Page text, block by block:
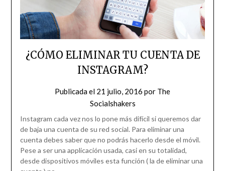
¿CÓMO ELIMINAR TU CUENTA DE
INSTAGRAM?
Publicada el 21 julio, 2016 por The
Socialshakers
Instagram cada vez nos lo pone más difícil si queremos dar
de baja una cuenta de su red social. Para eliminar una
cuenta debes saber que no podrás hacerlo desde el móvil.
Pese a ser una applicación usada, casi en su totalidad,
desde dispositivos móviles esta función ( la de eliminar una